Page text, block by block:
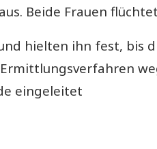
Beide Frauen
hielten ihn fest, bis
eingeleitet